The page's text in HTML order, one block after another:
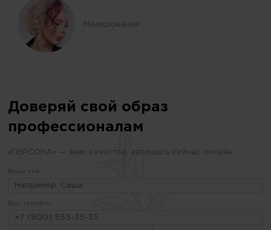
Мелирование
Доверяй свой образ
профессионалам
«ПЕРСОНА» — знак качества, запишись сейчас онлайн
Ваше имя:
Ваш телефон: